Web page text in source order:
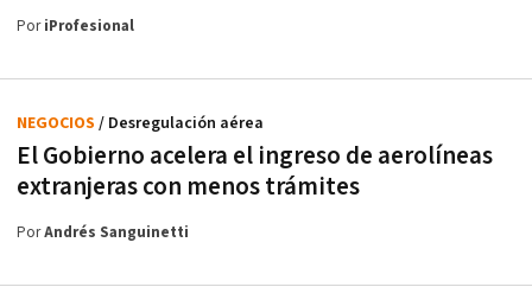
PoriProfesional
El Gobierno acelera el ingreso de aerolíneas
extranjeras con menos trámites
NEGOCIOS / Desregulación aérea
PorAndrés Sanguinetti